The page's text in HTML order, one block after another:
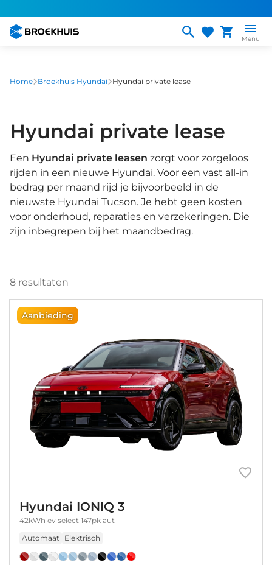
naar
gaan
Menu
Home Broekhuis Hyundai Hyundai private lease
Hyundai private lease
Een Hyundai private leasen zorgt voor zorgeloos
rijden in een nieuwe Hyundai. Voor een vast all-in
bedrag per maand rijd je bijvoorbeeld in de
nieuwste Hyundai Tucson. Je hebt geen kosten
voor onderhoud, reparaties en verzekeringen. Die
zijn inbegrepen bij het maandbedrag.
8 resultaten
Aanbieding
Hyundai IONIQ 3
42kWh ev select 147pk aut
Automaat
Elektrisch